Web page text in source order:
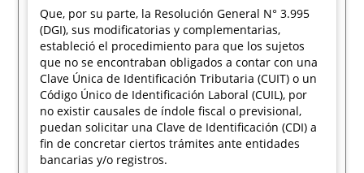
Que, por su parte, la Resolución General N° 3.995
(DGI), sus modificatorias y complementarias,
estableció el procedimiento para que los sujetos
que no se encontraban obligados a contar con una
Clave Única de Identificación Tributaria (CUIT) o un
Código Único de Identificación Laboral (CUIL), por
no existir causales de índole fiscal o previsional,
puedan solicitar una Clave de Identificación (CDI) a
fin de concretar ciertos trámites ante entidades
bancarias y/o registros.